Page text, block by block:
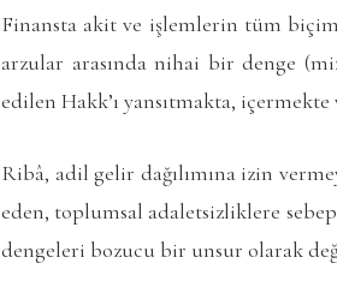
Finansta akit ve işlemlerin tüm
arzular arasında nihai bir denge
edilen Hakk’ı yansıtmakta,
Ribâ, adil gelir dağılımına izin
eden, toplumsal adaletsizliklere
dengeleri bozucu bir unsur olarak